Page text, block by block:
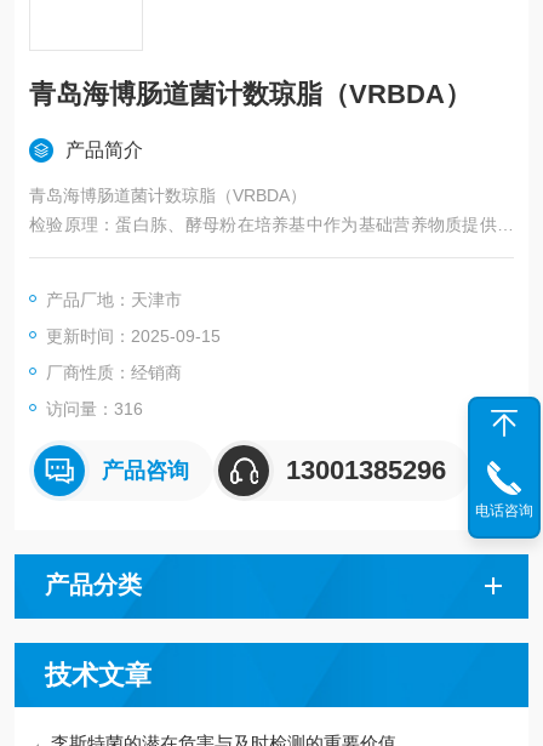
青岛海博肠道菌计数琼脂（VRBDA）
产品简介
青岛海博肠道菌计数琼脂（VRBDA）
检验原理：蛋白胨、酵母粉在培养基中作为基础营养物质提供菌
体细胞生长所需要的氮源、维生素及其它的矿质元素；葡萄糖作
中性红指示剂变色，从而使的菌落呈红色；胆盐及结晶紫可抑制
革兰氏阳性菌的生长。
产品厂地：天津市
更新时间：2025-09-15
厂商性质：经销商
访问量：316
产品咨询 13001385296
产品分类
技术文章
电话咨询